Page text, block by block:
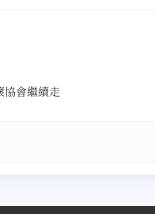
協會繼續走